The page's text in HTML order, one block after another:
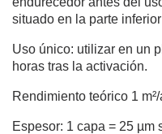
situado en la parte
Uso único: utilizar en un
horas tras la activación.
Rendimiento teórico 1
Espesor: 1 capa = 25 µm